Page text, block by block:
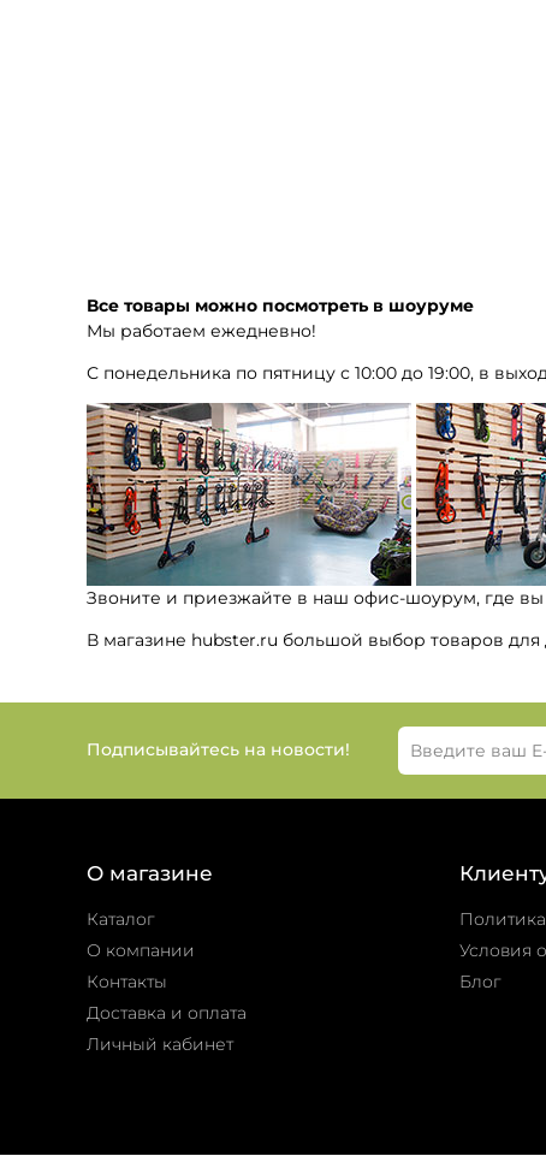
Все товары можно посмотреть в шоуруме
Мы работаем ежедневно!
С понедельника по пятницу с 10:00 до 19:00, в
Звоните и приезжайте в наш офис-шоурум, где
В магазине hubster.ru большой выбор товаров
Подписывайтесь на новости!
О магазине
Каталог
О компании
Контакты
Доставка и оплата
Личный кабинет
Условия
Блог